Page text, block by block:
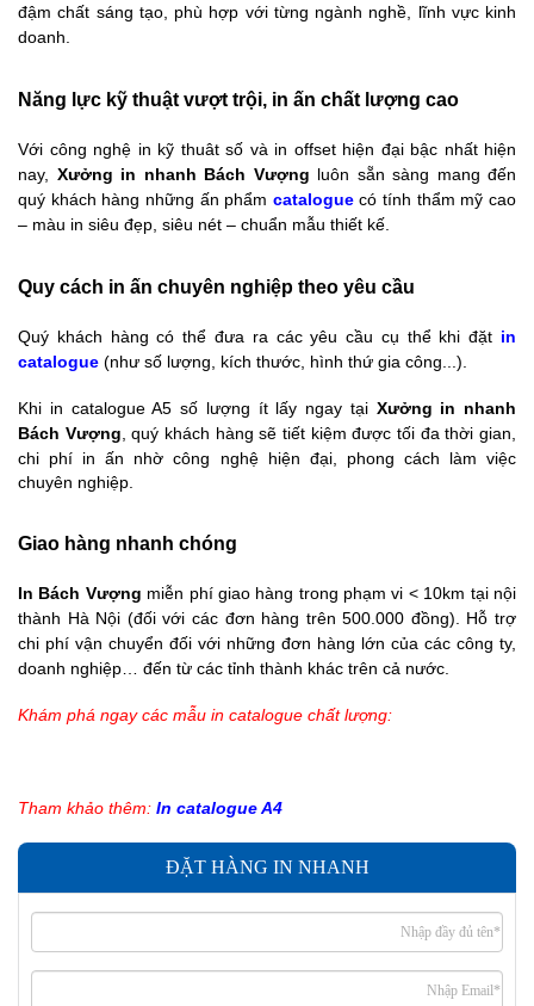
đậm chất sáng tạo, phù hợp với từng ngành nghề, lĩnh vực kinh
doanh.
Năng lực kỹ thuật vượt trội, in ấn chất lượng cao
Với công nghệ in kỹ thuât số và in offset hiện đại bậc nhất hiện
nay, Xưởng in nhanh Bách Vượng luôn sẵn sàng mang đến
quý khách hàng những ấn phẩm cataloguecó tính thẩm mỹ cao
– màu in siêu đẹp, siêu nét – chuẩn mẫu thiết kế.
Quy cách in ấn chuyên nghiệp theo yêu cầu
Quý khách hàng có thể đưa ra các yêu cầu cụ thể khi đặt in
catalogue (như số lượng, kích thước, hình thứ gia công...).
Khi in catalogue A5 số lượng ít lấy ngay tại Xưởng in nhanh
Bách Vượng , quý khách hàng sẽ tiết kiệm được tối đa thời gian,
chi phí in ấn nhờ công nghệ hiện đại, phong cách làm việc
chuyên nghiệp.
Giao hàng nhanh chóng
In Bách Vượng miễn phí giao hàng trong phạm vi < 10km tại nội
thành Hà Nội (đối với các đơn hàng trên 500.000 đồng). Hỗ trợ
chi phí vận chuyển đối với những đơn hàng lớn của các công ty,
doanh nghiệp… đến từ các tỉnh thành khác trên cả nước.
Khám phá ngay các mẫu in catalogue chất lượng:
Tham khảo thêm: In catalogue A4
ĐẶT HÀNG IN NHANH